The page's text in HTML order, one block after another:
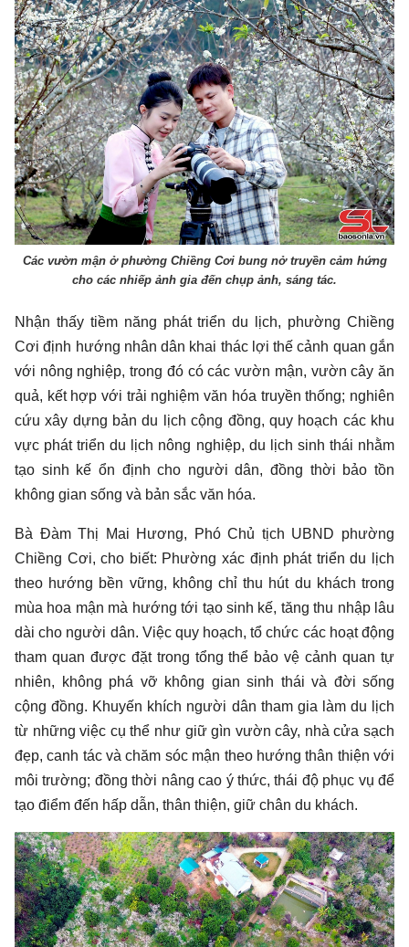
Các vườn mận ở phường Chiềng Cơi bung nở truyền cảm hứng
cho các nhiếp ảnh gia đến chụp ảnh, sáng tác.
Nhận thấy tiềm năng phát triển du lịch, phường Chiềng
Cơi định hướng nhân dân khai thác lợi thế cảnh quan gắn
với nông nghiệp, trong đó có các vườn mận, vườn cây ăn
quả, kết hợp với trải nghiệm văn hóa truyền thống; nghiên
cứu xây dựng bản du lịch cộng đồng, quy hoạch các khu
vực phát triển du lịch nông nghiệp, du lịch sinh thái nhằm
tạo sinh kế ổn định cho người dân, đồng thời bảo tồn
không gian sống và bản sắc văn hóa.
Bà Đàm Thị Mai Hương, Phó Chủ tịch UBND phường
Chiềng Cơi, cho biết: Phường xác định phát triển du lịch
theo hướng bền vững, không chỉ thu hút du khách trong
mùa hoa mận mà hướng tới tạo sinh kế, tăng thu nhập lâu
dài cho người dân. Việc quy hoạch, tổ chức các hoạt động
tham quan được đặt trong tổng thể bảo vệ cảnh quan tự
nhiên, không phá vỡ không gian sinh thái và đời sống
cộng đồng. Khuyến khích người dân tham gia làm du lịch
từ những việc cụ thể như giữ gìn vườn cây, nhà cửa sạch
đẹp, canh tác và chăm sóc mận theo hướng thân thiện với
môi trường; đồng thời nâng cao ý thức, thái độ phục vụ để
tạo điểm đến hấp dẫn, thân thiện, giữ chân du khách.